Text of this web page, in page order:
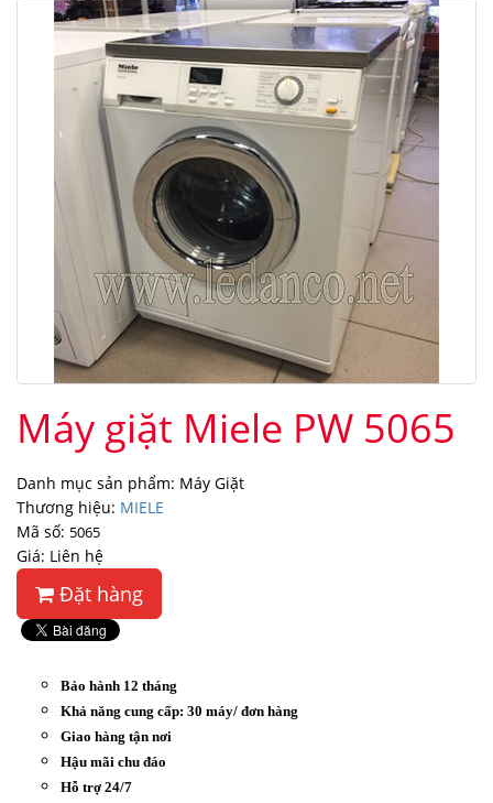
Máy giặt Miele PW 5065
Danh mục sản phẩm: Máy Giặt
Thương hiệu: MIELE
Mã số: 5065
Giá: Liên hệ
Đặt hàng
Bảo hành 12 tháng
Khả năng cung cấp: 30 máy/ đơn hàng
Giao hàng tận nơi
Hậu mãi chu đáo
Hỗ trợ 24/7